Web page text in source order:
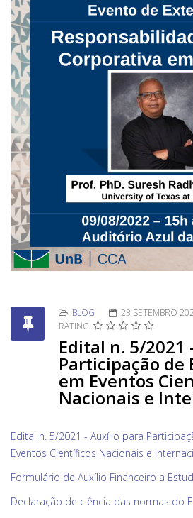
BLOG 23 SETEMBRO
RATING:
Edital n. 5/2021
Participação de
em Eventos
Nacionais e
Edital n. 5/2021 - Auxílio para
Eventos Científicos Nacionais e
Formulário de Auxílio Financeiro a
Declaração de ciência das normas do